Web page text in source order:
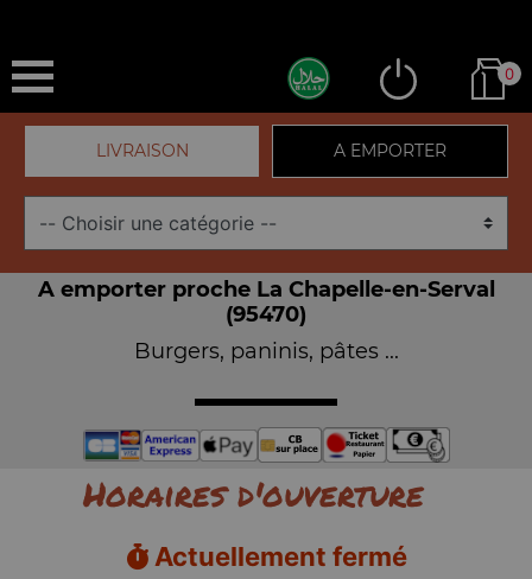
0
LIVRAISON A EMPORTER
A emporter proche La Chapelle-en-Serval
(95470)
Burgers, paninis, pâtes ...
Horaires d'ouverture
Actuellement fermé